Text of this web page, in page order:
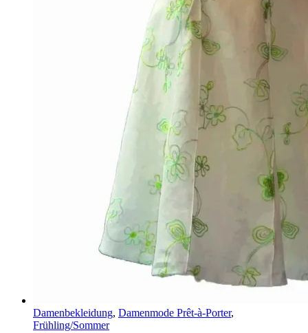
Damenbekleidung, Damenmode Prêt-à-Porter,
Frühling/Sommer